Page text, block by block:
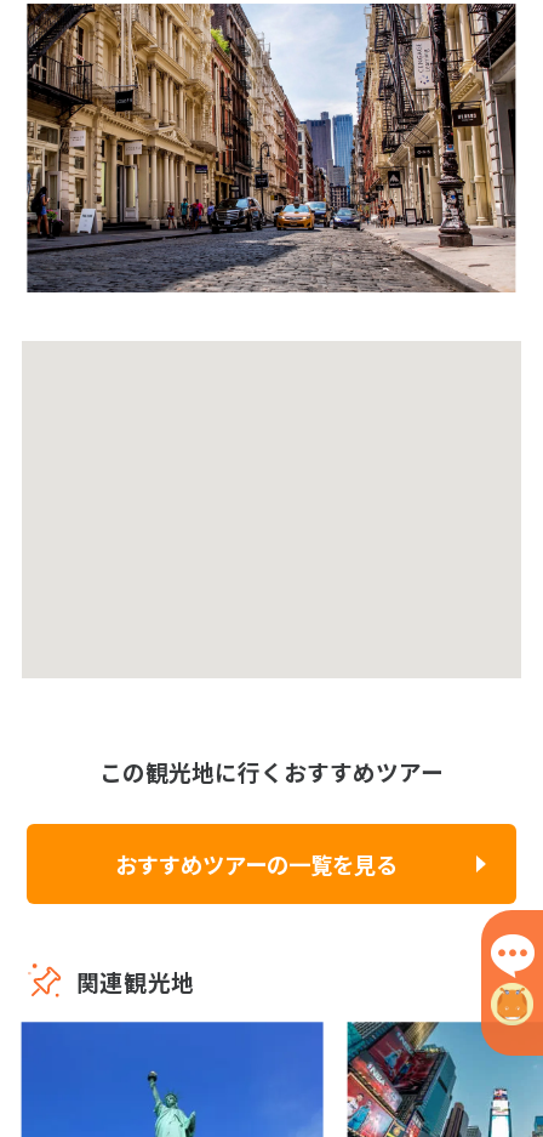
この観光地に行くおすすめツアー
おすすめツアーの一覧を見る
関連観光地